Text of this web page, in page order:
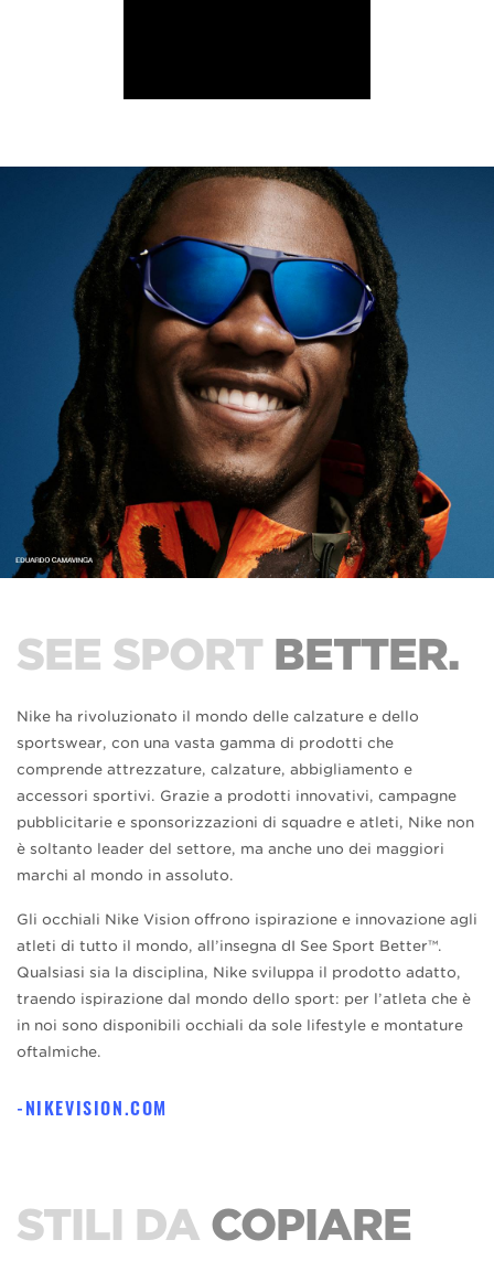
SEE SPORT BETTER.
Nike ha rivoluzionato il mondo delle calzature e dello
sportswear, con una vasta gamma di prodotti che
comprende attrezzature, calzature, abbigliamento e
accessori sportivi. Grazie a prodotti innovativi, campagne
pubblicitarie e sponsorizzazioni di squadre e atleti, Nike non
è soltanto leader del settore, ma anche uno dei maggiori
marchi al mondo in assoluto.
Gli occhiali Nike Vision offrono ispirazione e innovazione agli
atleti di tutto il mondo, all’insegna dI See Sport Better™.
Qualsiasi sia la disciplina, Nike sviluppa il prodotto adatto,
traendo ispirazione dal mondo dello sport: per l’atleta che è
in noi sono disponibili occhiali da sole lifestyle e montature
oftalmiche.
NIKEVISION.COM
STILI DA COPIARE